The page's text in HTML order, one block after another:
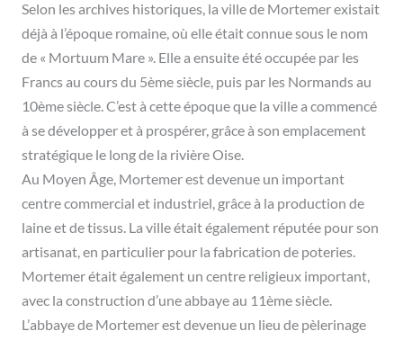
Selon les archives historiques, la ville de Mortemer existait
déjà à l’époque romaine, où elle était connue sous le nom
de « Mortuum Mare ». Elle a ensuite été occupée par les
Francs au cours du 5ème siècle, puis par les Normands au
10ème siècle. C’est à cette époque que la ville a commencé
à se développer et à prospérer, grâce à son emplacement
stratégique le long de la rivière Oise.
Au Moyen Âge, Mortemer est devenue un important
centre commercial et industriel, grâce à la production de
laine et de tissus. La ville était également réputée pour son
artisanat, en particulier pour la fabrication de poteries.
Mortemer était également un centre religieux important,
avec la construction d’une abbaye au 11ème siècle.
L’abbaye de Mortemer est devenue un lieu de pèlerinage